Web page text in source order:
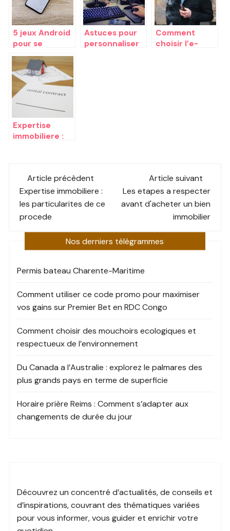
5 jeux Android
pour se
distraire au
quotidien
Astuces pour
personnaliser
Comment
choisir l’e-
Expertise
immobiliere :
Post
navigation
Article précèdent
Expertise immobiliere :
les particularites de ce
procede
Article suivant
Les etapes a respecter
avant d'acheter un bien
immobilier
Nos derniers télégrammes
Permis bateau Charente-Maritime
Comment utiliser ce code promo pour maximiser
vos gains sur Premier Bet en RDC Congo
Comment choisir des mouchoirs ecologiques et
respectueux de l’environnement
Du Canada a l’Australie : explorez le palmares des
plus grands pays en terme de superficie
Horaire prière Reims : Comment s’adapter aux
changements de durée du jour
Découvrez unconcentré d’actualités, de conseils et
d’inspirations, couvrant des thématiques variées
pour vous informer, vous guider etenrichir votre